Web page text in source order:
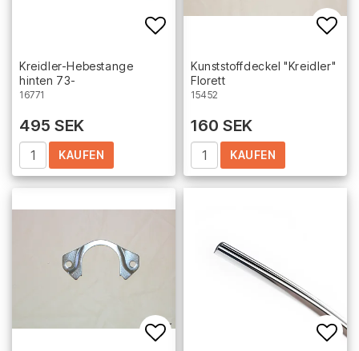
Add to list of favorites
Kreidler-Hebestange
hinten 73-
16771
495 SEK
KAUFEN
Kunststoffdeckel "Kreidler"
Florett
15452
160 SEK
KAUFEN